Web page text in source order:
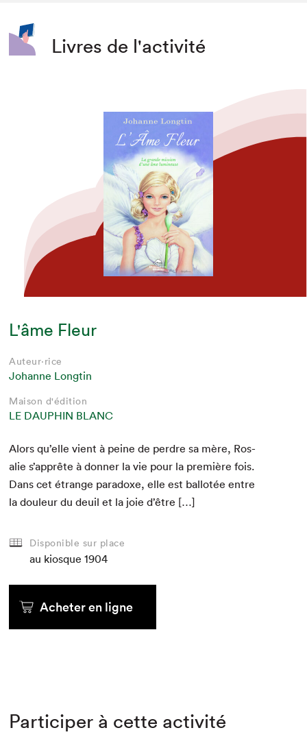
Livres de l'activité
L'âme Fleur
Auteur·rice
Johanne Longtin
Maison d'édition
LE DAUPHIN BLANC
Alors qu’elle vient à peine de per­dre sa mère, Ros­
alie s’apprête à don­ner la vie pour la pre­mière fois.
Dans cet étrange para­doxe, elle est bal­lotée entre
la douleur du deuil et la joie d’être […]
Disponible sur place
au kiosque 1904
Acheter en ligne
Participer à cette activité